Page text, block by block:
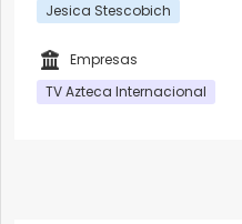
Jesica Stescobich
Empresas
TV Azteca Internacional